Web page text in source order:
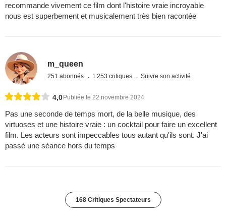
recommande vivement ce film dont l'histoire vraie incroyable
nous est superbement et musicalement très bien racontée
m_queen
251 abonnés 1 253 critiques Suivre son activité
4,0Publiée le 22 novembre 2024
Pas une seconde de temps mort, de la belle musique, des
virtuoses et une histoire vraie : un cocktail pour faire un excellent
film. Les acteurs sont impeccables tous autant qu'ils sont. J'ai
passé une séance hors du temps
168 Critiques Spectateurs